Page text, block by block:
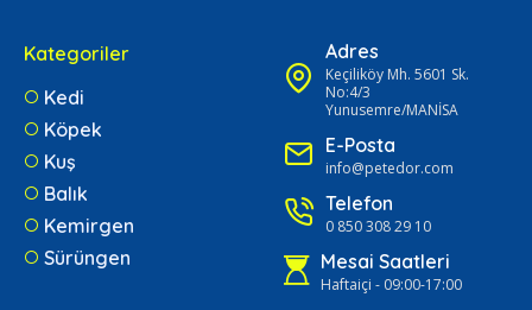
Kategoriler
Kedi
Köpek
Kuş
Balık
Kemirgen
Sürüngen
Adres
Keçiliköy Mh. 5601 Sk.
No:4/3
Yunusemre/MANİSA
E-Posta
info@petedor.com
Telefon
0 850 308 29 10
Mesai Saatleri
Haftaiçi - 09:00-17:00